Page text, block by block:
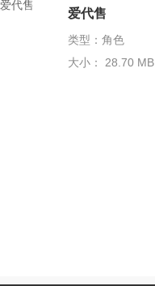
爱代售
类型：角色
大小： 28.70 MB